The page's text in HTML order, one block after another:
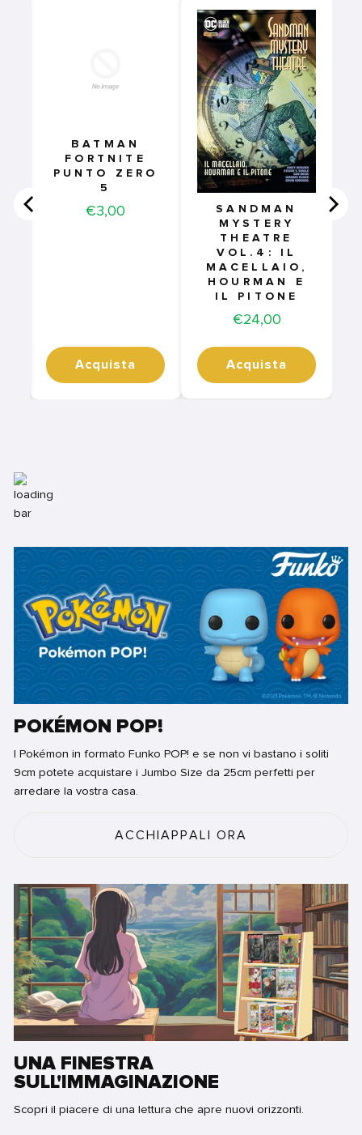
BATMAN
FORTNITE
PUNTO ZERO
5
Price
€3,00
Acquista
SANDMAN
MYSTERY
THEATRE
VOL.4: IL
MACELLAIO,
HOURMAN E
IL PITONE
Price
€24,00
Acquista
POKÉMON POP!
I Pokémon in formato Funko POP! e se non vi bastano i soliti
9cm potete acquistare i Jumbo Size da 25cm perfetti per
arredare la vostra casa.
ACCHIAPPALI ORA
UNA FINESTRA
SULL'IMMAGINAZIONE
Scopri il piacere di una lettura che apre nuovi orizzonti.